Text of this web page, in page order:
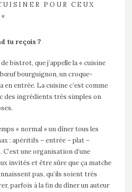
POUR CEUX
tu reçois ?
bistrot, que j’appelle la « cuisine
bourguignon, un croque-
en entrée. La cuisine c’est comme
des ingrédients très simples on
« normal » un dîner tous les
: apéritifs – entrée – plat –
une organisation d’une
invités et être sûre que ça matche
pas, qu’ils soient très
parfois à la fin du dîner un auteur